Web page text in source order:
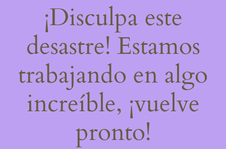
¡Disculpa este
desastre! Estamos
trabajando en algo
increíble, ¡vuelve
pronto!